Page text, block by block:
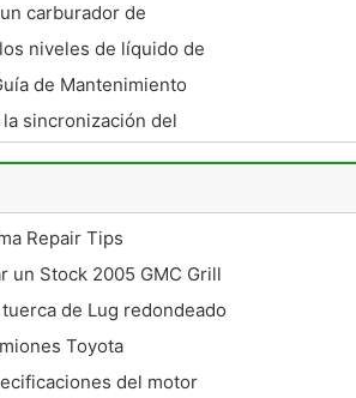
carburador de
niveles de líquido de
en un Chevrolet
de Mantenimiento
sincronización del
Repair Tips
un Stock 2005 GMC Grill
de Lug redondeado
Toyota
del motor